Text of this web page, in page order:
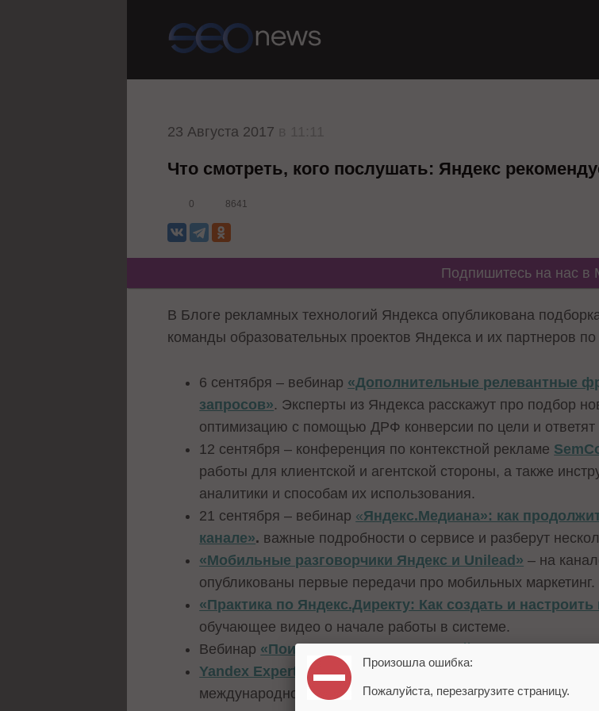
23 Августа 2017
Что смотреть, кого послушать: Яндекс
0 8641
Подпишитесь на нас в
В Блоге рекламных технологий Яндекса опубликована
команды образовательных проектов Яндекса и их партнеров
6 сентября – вебинар «Дополнительные релевантные
запросов». Эксперты из Яндекса расскажут про подбор
оптимизацию с помощью ДРФ конверсии по цели и
12 сентября – конференция по контекстной рекламе
работы для клиентской и агентской стороны, а также
аналитики и способам их использования.
21 сентября – вебинар «Яндекс.Медиана»: как
канале». важные подробности о сервисе и разберут
«Мобильные разговорчики Яндекс и Unilead» – на
опубликованы первые передачи про мобильных маркетинг.
«Практика по Яндекс.Директу: Как создать и
обучающее видео о начале работы в системе.
Вебинар «Поисковая оптимизация сайта: смена
Yandex Expert Summit
– 12 видео на английском языке
международной конференции Яндекса по рекламе и digital-
Произошла ошибка:
Пожалуйста, перезагрузите страницу.